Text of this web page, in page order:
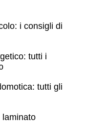
i consigli di
tutti i
tutti gli
laminato